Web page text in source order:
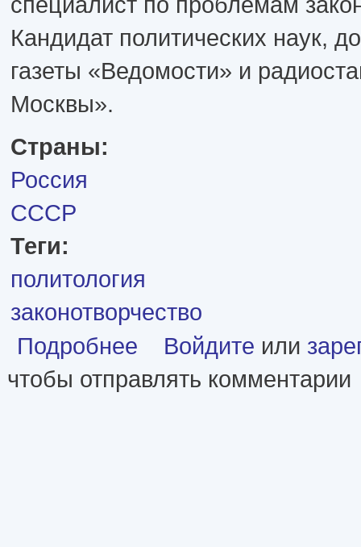
Кандидат политических наук,
газеты «Ведомости» и
Москвы».
Страны:
Россия
СССР
Теги:
политология
законотворчество
Подробнее о Екатерина Михайловна Шульман
Войдите или
чтобы отправлять комментарии